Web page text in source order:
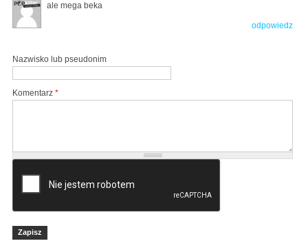
ale mega beka
odpowiedz
Nazwisko lub pseudonim
Komentarz *